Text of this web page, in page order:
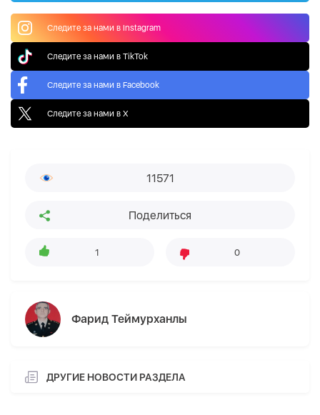
Следите за нами в Instagram
Следите за нами в TikTok
Следите за нами в Facebook
Следите за нами в X
11571
Поделиться
1 0
Фарид Теймурханлы
ДРУГИЕ НОВОСТИ РАЗДЕЛА